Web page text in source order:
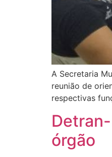
A Secretaria
reunião de
respectivas
órgão